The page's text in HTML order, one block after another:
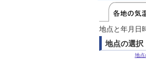
地点と年月日
地点の選択
地点